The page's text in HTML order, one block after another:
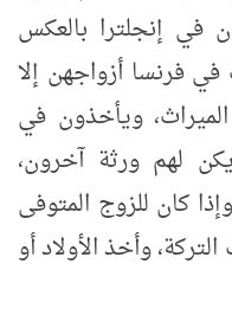
في إنجلترا بالعكس
فرنسا أزواجهن إلا
ويأخذون في
لهم ورثة آخرون،
كان للزوج المتوفى
وأخذ الأولاد أو